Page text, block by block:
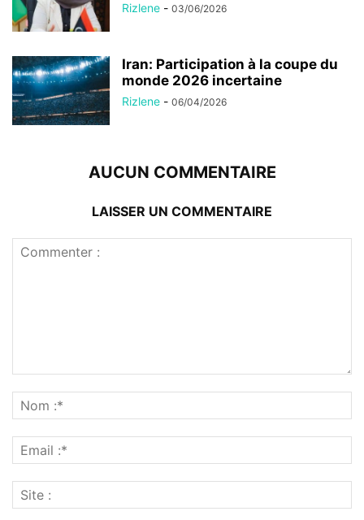
Rizlene - 03/06/2026
Iran: Participation à la coupe du
monde 2026 incertaine
Rizlene - 06/04/2026
AUCUN COMMENTAIRE
LAISSER UN COMMENTAIRE